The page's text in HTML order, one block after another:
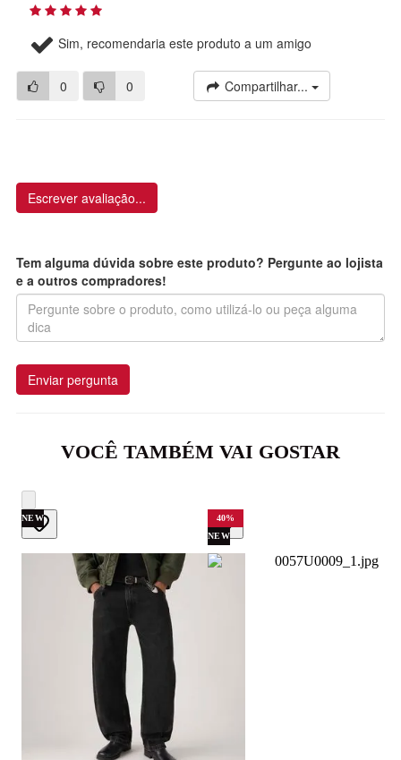
Sim, recomendaria este produto a um amigo
0 0 Compartilhar...
Escrever avaliação...
Tem alguma dúvida sobre este produto? Pergunte ao lojista
e a outros compradores!
Enviar pergunta
VOCÊ TAMBÉM VAI GOSTAR
NEW 40%
NEW